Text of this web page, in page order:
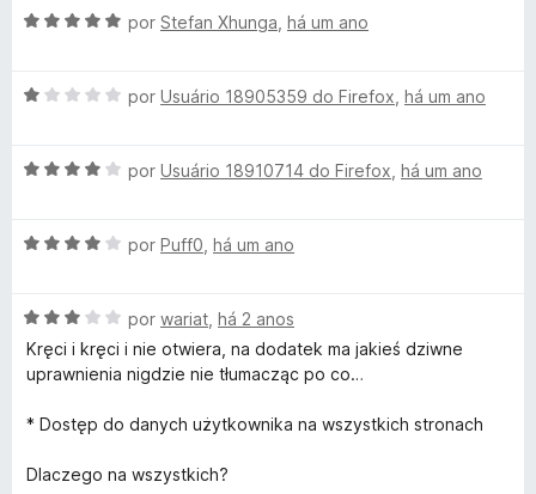
5
A
l
d
m
e
5
por Stefan Xhunga há um ano
A
l
d
m
1
d
5
por Usuário 18905359 do Firefox há um ano
A
l
d
o
e
4
e
por Usuário 18910714 do Firefox há um ano
A
l
a
o
m
por Puff0 há um ano
A
v
a
d
por wariat há 2 anos
Kręci i kręci i nie otwiera, na dodatek ma jakieś dziwne
uprawnienia nigdzie nie tłumacząc po co…
* Dostęp do danych użytkownika na wszystkich stronach
Dlaczego na wszystkich?